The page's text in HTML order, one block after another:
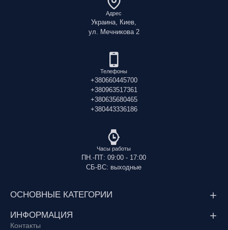
Адрес
Украина, Киев,
ул. Мечникова 2
Телефоны
+380660445700
+380963517361
+380635680465
+380443336186
Часы работы
ПН.-ПТ: 09:00 - 17:00
СБ-ВС: выходные
ОСНОВНЫЕ КАТЕГОРИИ
ИНФОРМАЦИЯ
Контакты